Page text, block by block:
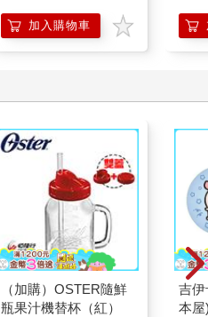
加入購物車
（加購）OSTER隨鮮
瓶果汁機替杯（紅）
吉
本屋